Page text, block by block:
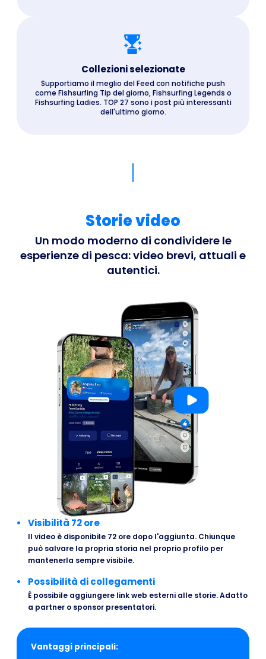
Collezioni selezionate
Supportiamo il meglio del Feed con notifiche push
come Fishsurfing Tip del giorno, Fishsurfing Legends o
Fishsurfing Ladies. TOP 27 sono i post più interessanti
dell'ultimo giorno.
Storie video
Un modo moderno di condividere le
esperienze di pesca: video brevi, attuali e
autentici.
Visibilità 72 ore
Il video è disponibile 72 ore dopo l'aggiunta. Chiunque
può salvare la propria storia nel proprio profilo per
mantenerla sempre visibile.
Possibilità di collegamenti
È possibile aggiungere link web esterni alle storie. Adatto
a partner o sponsor presentatori.
Vantaggi principali: